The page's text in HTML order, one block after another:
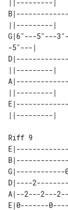
||---------|
||---------|
G|6"---5"---
-5"---|
||---------|
||---------|
Riff 9
D|----
A|--2---2---